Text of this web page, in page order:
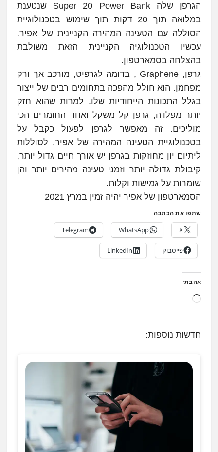
הגרפן שלה Super 20 Power Bank שנטענת
במלואה תוך 20 דקות תוך שימוש בטכנולוגיית
הסוללה עם הטעינה המהירה הקניינית של אפיר.
עכשיו הטכנולוגיה הקניינית הזאת משולבת
בהצלחה בסמארטפון.
גרפן, Graphene , בדומה לגרפיט, מורכב אך ורק
מפחמן. הוא חולל מהפכה בתחומים רבים של ייצור
בגלל התכונות הייחודיות שלו. למרות שהוא חזק
יותר מפלדה, גרפן קל משקל ואחד החומרים הכי
מוליכים. זה מאפשר לגרפן לפעול כקבל על
בטכנולוגיית הטעינה המהירה של אפיר. לסוללות
ליתיום יון מחוזקות בגרפן יש אורך חיים גדול יותר,
קיבולת גדולה יותר וזמני טעינה מהירים יותר והן
שומרות על גמישות וקלות.
הסמארטפון של אפיר יהיה זמין במרץ 2021
שתפו את הכתבה
X
WhatsApp
Telegram
פייסבוק LinkedIn
אהבתי
ט
.
חדשות נוספות: